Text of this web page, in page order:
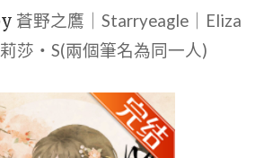
蒼野之鷹｜Starryeagle｜Eliza
莎・S(兩個筆名為同一人)